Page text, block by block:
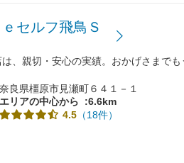
セルフ飛鳥Ｓ
、親切・安心の実績。おかげさまでも
奈良県橿原市見瀬町６４１－１
エリアの中心から
:6.6km
4.5 （18件）